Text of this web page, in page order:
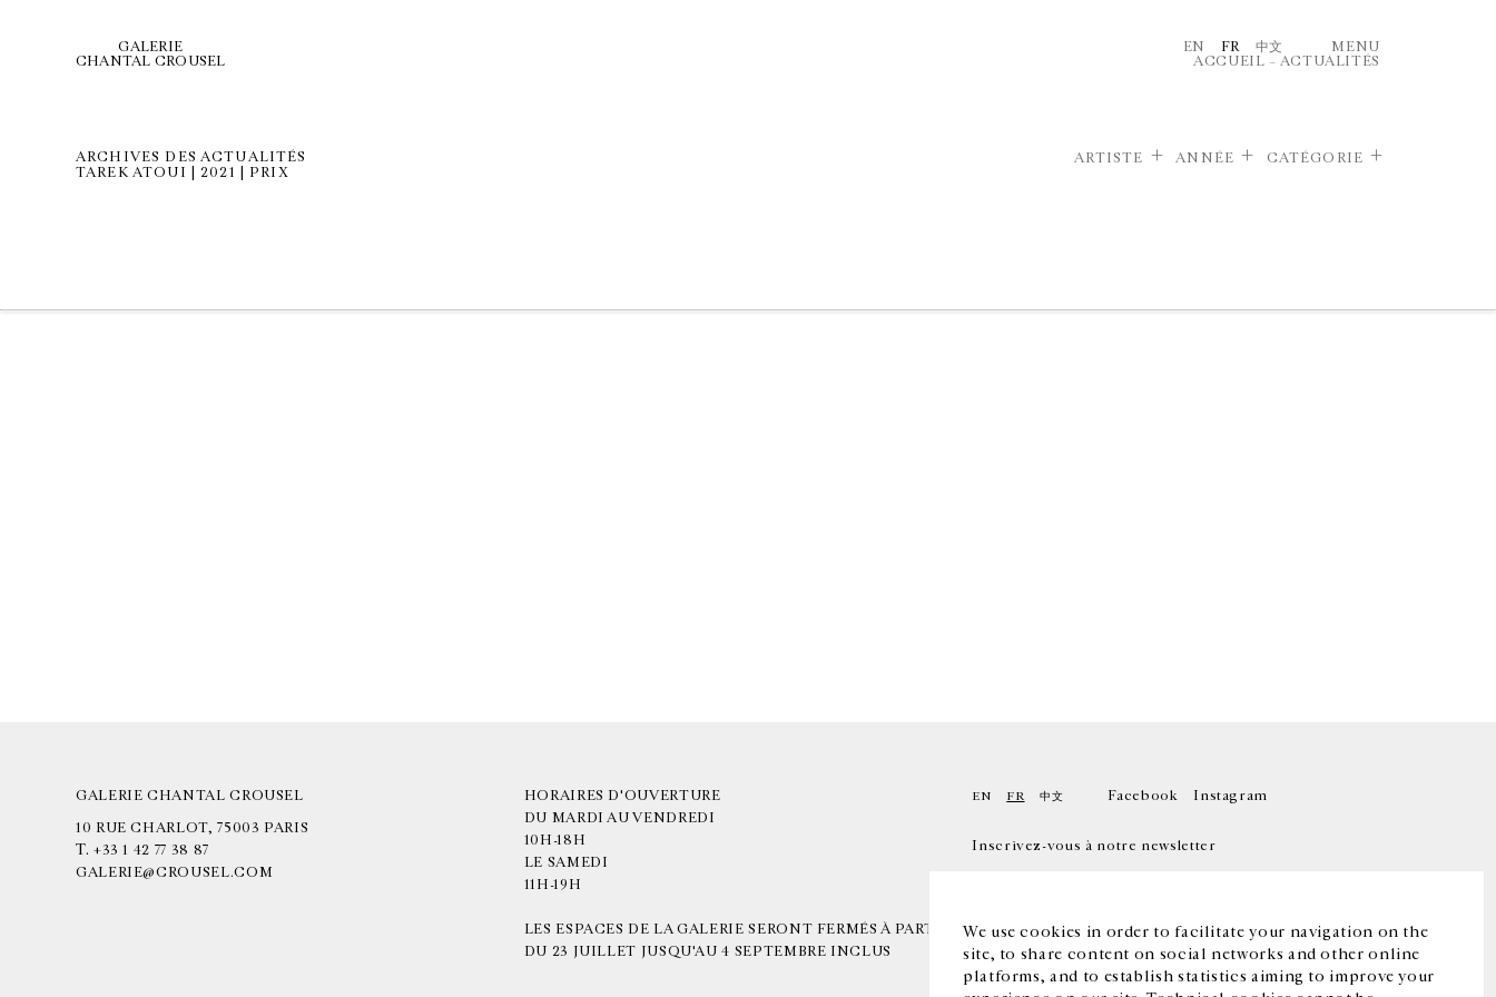
We use cookies in order to facilitate your navigation on the
site, to share content on social networks and other online
platforms, and to establish statistics aiming to improve your
GALERIE
CHANTAL CROUSEL
EN FR 中文
MENU
ACCUEIL – ACTUALITÉS
ARCHIVES DES ACTUALITÉS
TAREK ATOUI | 2021 | PRIX
ARTISTE ANNÉE CATÉGORIE
GALERIE CHANTAL CROUSEL
10 RUE CHARLOT, 75003 PARIS
T. +33 1 42 77 38 87
GALERIE@CROUSEL.COM
HORAIRES D'OUVERTURE
DU MARDI AU VENDREDI
10H-18H
LE SAMEDI
11H-19H
LES ESPACES DE LA GALERIE SERONT FERMÉS À PARTIR
DU 23 JUILLET JUSQU'AU 4 SEPTEMBRE INCLUS
EN FR 中文 Facebook Instagram
Inscrivez-vous à notre newsletter